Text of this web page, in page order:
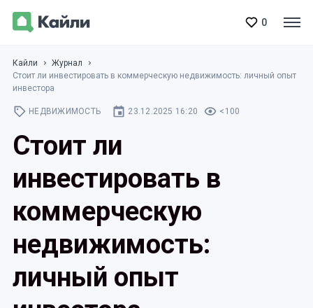
0
Кайли
Журнал
Стоит ли инвестировать в коммерческую недвижимость: личный опыт
инвестора
НЕДВИЖИМОСТЬ 23.12.2025 16:20 <100
Стоит ли
инвестировать в
коммерческую
недвижимость:
личный опыт